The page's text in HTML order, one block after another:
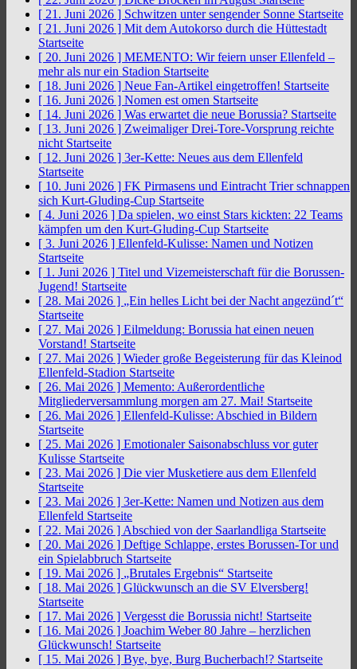
[ 21. Juni 2026 ] Schwitzen unter sengender Sonne Startseite
[ 21. Juni 2026 ] Mit dem Autokorso durch die Hüttestadt
Startseite
[ 20. Juni 2026 ] MEMENTO: Wir feiern unser Ellenfeld –
mehr als nur ein Stadion Startseite
[ 18. Juni 2026 ] Neue Fan-Artikel eingetroffen! Startseite
[ 16. Juni 2026 ] Nomen est omen Startseite
[ 14. Juni 2026 ] Was erwartet die neue Borussia? Startseite
[ 13. Juni 2026 ] Zweimaliger Drei-Tore-Vorsprung reichte
nicht Startseite
[ 12. Juni 2026 ] 3er-Kette: Neues aus dem Ellenfeld
Startseite
[ 10. Juni 2026 ] FK Pirmasens und Eintracht Trier schnappen
sich Kurt-Gluding-Cup Startseite
[ 4. Juni 2026 ] Da spielen, wo einst Stars kickten: 22 Teams
kämpfen um den Kurt-Gluding-Cup Startseite
[ 3. Juni 2026 ] Ellenfeld-Kulisse: Namen und Notizen
Startseite
[ 1. Juni 2026 ] Titel und Vizemeisterschaft für die Borussen-
Jugend! Startseite
[ 28. Mai 2026 ] „Ein helles Licht bei der Nacht angezünd´t“
Startseite
[ 27. Mai 2026 ] Eilmeldung: Borussia hat einen neuen
Vorstand! Startseite
[ 27. Mai 2026 ] Wieder große Begeisterung für das Kleinod
Ellenfeld-Stadion Startseite
[ 26. Mai 2026 ] Memento: Außerordentliche
Mitgliederversammlung morgen am 27. Mai! Startseite
[ 26. Mai 2026 ] Ellenfeld-Kulisse: Abschied in Bildern
Startseite
[ 25. Mai 2026 ] Emotionaler Saisonabschluss vor guter
Kulisse Startseite
[ 23. Mai 2026 ] Die vier Musketiere aus dem Ellenfeld
Startseite
[ 23. Mai 2026 ] 3er-Kette: Namen und Notizen aus dem
Ellenfeld Startseite
[ 22. Mai 2026 ] Abschied von der Saarlandliga Startseite
[ 20. Mai 2026 ] Deftige Schlappe, erstes Borussen-Tor und
ein Spielabbruch Startseite
[ 19. Mai 2026 ] „Brutales Ergebnis“ Startseite
[ 18. Mai 2026 ] Glückwunsch an die SV Elversberg!
Startseite
[ 17. Mai 2026 ] Vergesst die Borussia nicht! Startseite
[ 16. Mai 2026 ] Joachim Weber 80 Jahre – herzlichen
Glückwunsch! Startseite
[ 15. Mai 2026 ] Bye, bye, Burg Bucherbach!? Startseite